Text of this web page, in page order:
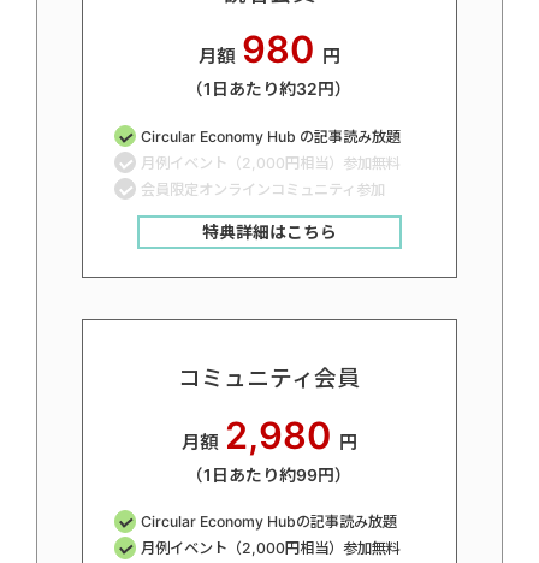
月額 980 円
（1日あたり約32円）
Circular Economy Hub の記事読み放題
月例イベント（2,000円相当）参加無料
会員限定オンラインコミュニティ参加
特典詳細はこちら
コミュニティ会員
月額 2,980 円
（1日あたり約99円）
Circular Economy Hubの記事読み放題
月例イベント（2,000円相当）参加無料